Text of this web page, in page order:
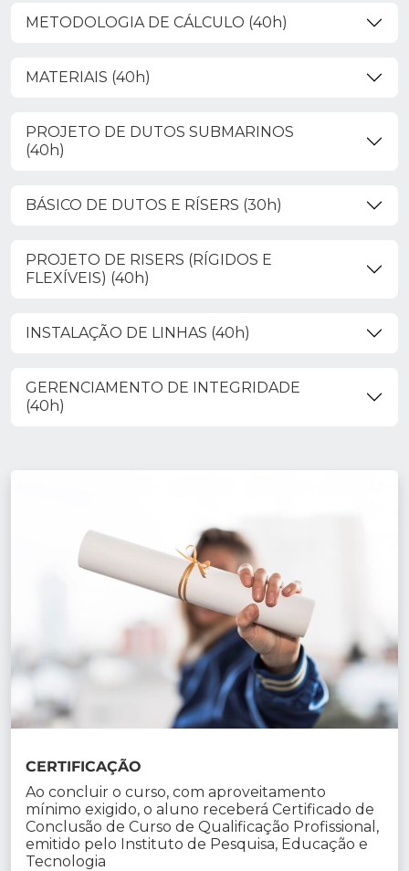
METODOLOGIA DE CÁLCULO (40h)
MATERIAIS (40h)
PROJETO DE DUTOS SUBMARINOS
(40h)
BÁSICO DE DUTOS E RÍSERS (30h)
PROJETO DE RISERS (RÍGIDOS E
FLEXÍVEIS) (40h)
INSTALAÇÃO DE LINHAS (40h)
GERENCIAMENTO DE INTEGRIDADE
(40h)
CERTIFICAÇÃO
Ao concluir o curso, com aproveitamento
mínimo exigido, o aluno receberá Certificado de
Conclusão de Curso de Qualificação Profissional,
emitido pelo Instituto de Pesquisa, Educação e
Tecnologia